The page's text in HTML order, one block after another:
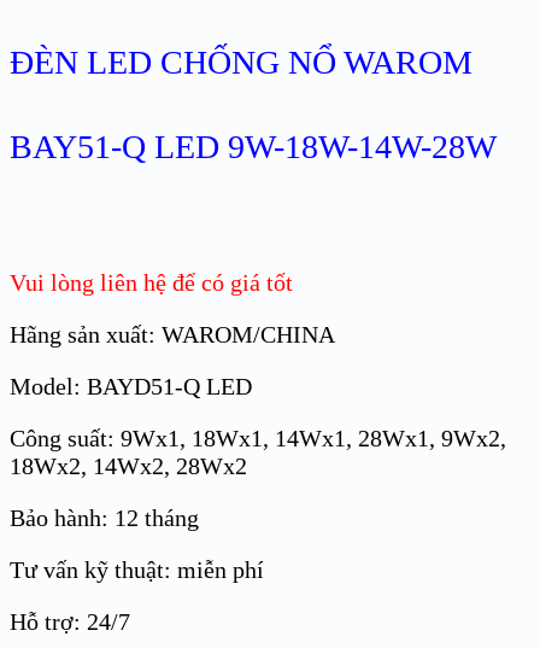
ĐÈN LED CHỐNG NỔ WAROM
BAY51-Q LED 9W-18W-14W-28W
Vui lòng liên hệ để có giá tốt
Hãng sản xuất: WAROM/CHINA
Model: BAYD51-Q LED
Công suất: 9Wx1, 18Wx1, 14Wx1, 28Wx1, 9Wx2,
18Wx2, 14Wx2, 28Wx2
Bảo hành: 12 tháng
Tư vấn kỹ thuật: miễn phí
Hỗ trợ: 24/7